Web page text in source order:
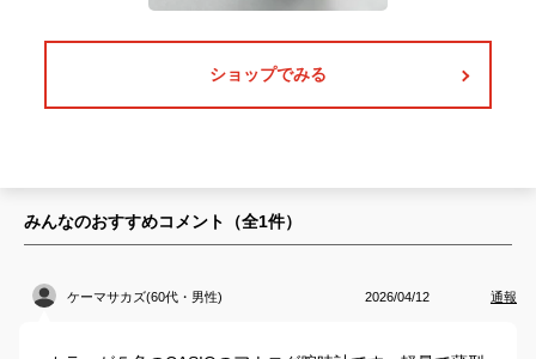
ショップでみる
みんなのおすすめコメント（全1件）
ケーマサカズ(60代・男性) 2026/04/12 通報